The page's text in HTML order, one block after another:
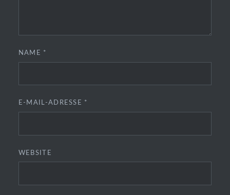
NAME *
E-MAIL-ADRESSE *
WEBSITE